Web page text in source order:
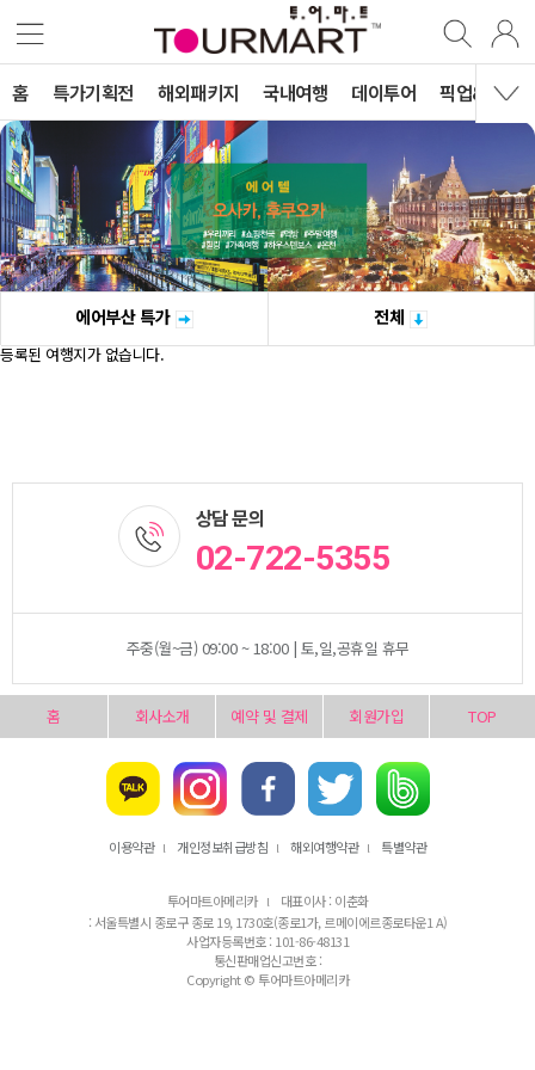
홈 특가기획전 해외패키지 국내여행 데이투어 픽업&티켓&
에어부산 특가 전체
등록된 여행지가 없습니다.
상담 문의
02-722-5355
주중(월~금) 09:00 ~ 18:00 | 토,일,공휴일 휴무
홈 회사소개 예약 및 결제 회원가입 TOP
이용약관 l 개인정보취급방침 l 해외여행약관 l 특별약관
투어마트아메리카 l
대표이사 : 이춘화
: 서울특별시 종로구 종로 19, 1730호(종로1가, 르메이에르종로타운1 A)
사업자등록번호 : 101-86-48131
통신판매업신고번호 :
Copyright © 투어마트아메리카